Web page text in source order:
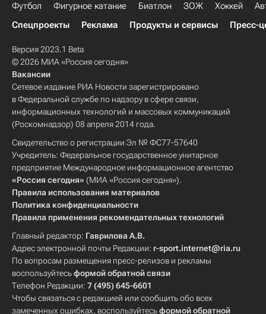
Футбол Фигурное катание Биатлон ЗОЖ Хоккей
Спецпроекты
Реклама Продукты и сервисы Пресс-
Версия 2023.1 Beta
© 2026 МИА «Россия сегодня»
Вакансии
Сетевое издание РИА Новости зарегистрировано
в Федеральной службе по надзору в сфере связи,
информационных технологий и массовых коммуникаций
(Роскомнадзор) 08 апреля 2014 года.
Свидетельство о регистрации Эл № ФС77-57640
Учредитель: Федеральное государственное унитарное
предприятие Международное информационное агентство
«Россия сегодня» (МИА «Россия сегодня»).
Правила использования материалов
Политика конфиденциальности
Правила применения рекомендательных технологий
Главный редактор: Гаврилова А.В.
Адрес электронной почты Редакции: r-sport.internet@ria.ru
По вопросам размещения пресс-релизов и рекламы
воспользуйтесьформой обратной связи
Телефон Редакции: 7 (495) 645-6601
Чтобы связаться с редакцией или сообщить обо всех
замеченных ошибках, воспользуйтесьформой обратной